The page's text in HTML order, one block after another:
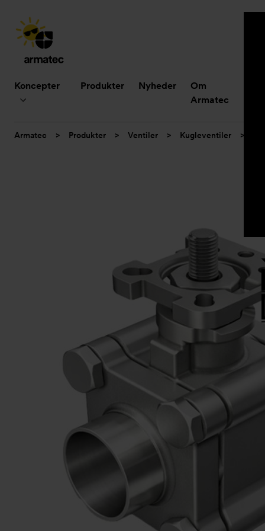
Koncepter Produkter Nyheder
Om
Armatec
Du
Armatec > Produkter > Ventiler > Kugleventiler >